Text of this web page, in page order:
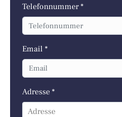
Telefonnummer *
Email *
Adresse *
Adresse